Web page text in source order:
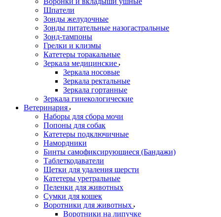
Шпатели
Зонды желудочные
Зонды питательные назогастральные
Зонд-тампоны
Грелки и клизмы
Катетеры торакальные
Зеркала медицинские
Зеркала носовые
Зеркала ректальные
Зеркала гортанные
Зеркала гинекологические
Ветеринария
Наборы для сбора мочи
Попоны для собак
Катетеры подключичные
Намордники
Бинты самофиксирующиеся (Бандажи)
Таблеткодаватели
Щетки для удаления шерсти
Катетеры уретральные
Пеленки для животных
Сумки для кошек
Воротники для животных
Воротники на липучке